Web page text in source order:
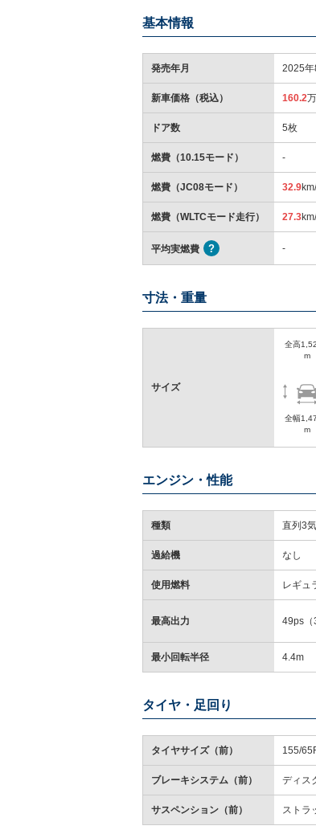
基本情報
発売年月 2025年
新車価格（税込） 160.2
ドア数 5枚
燃費（10.15モード） -
燃費（JC08モード） 32.9
燃費（WLTCモード走行） 27.3
平均実燃費 -
寸法・重量
サイズ
全高
m
全幅
m
エンジン・性能
種類 直列3
過給機 なし
使用燃料 レギュ
最高出力 49ps（
最小回転半径 4.4m
タイヤ・足回り
タイヤサイズ（前） 155/
ブレーキシステム（前） ディス
サスペンション（前） ストラ